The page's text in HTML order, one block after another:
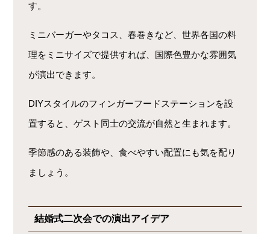
す。
ミニバーガーやタコス、春巻きなど、世界各国の料
理をミニサイズで提供すれば、国際色豊かな雰囲気
が演出できます。
DIYスタイルのフィンガーフードステーションを設
置すると、ゲスト同士の交流が自然と生まれます。
季節感のある装飾や、食べやすい配置にも気を配り
ましょう。
結婚式二次会での演出アイデア